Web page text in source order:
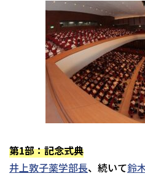
第1部：記念式典
井上敦子薬学部長、続いて鈴